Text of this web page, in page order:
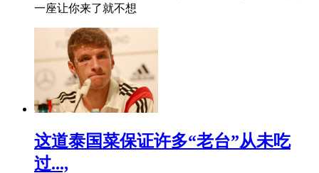
一座让你来了就不想
这道泰国菜保证许多“老台”从未吃
过...,